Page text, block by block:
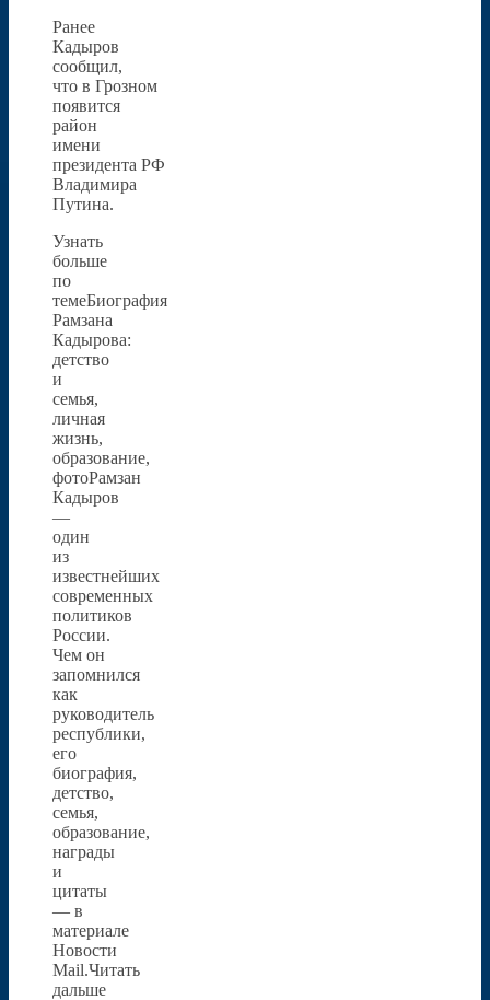
Ранее
Кадыров
сообщил,
что в Грозном
появится
район
имени
президента РФ
Владимира
Путина.
Узнать
больше
по
темеБиография
Рамзана
Кадырова:
детство
и
семья,
личная
жизнь,
образование,
фотоРамзан
Кадыров
—
один
из
известнейших
современных
политиков
России.
Чем он
запомнился
как
руководитель
республики,
его
биография,
детство,
семья,
образование,
награды
и
цитаты
— в
материале
Новости
Mail.Читать
дальше